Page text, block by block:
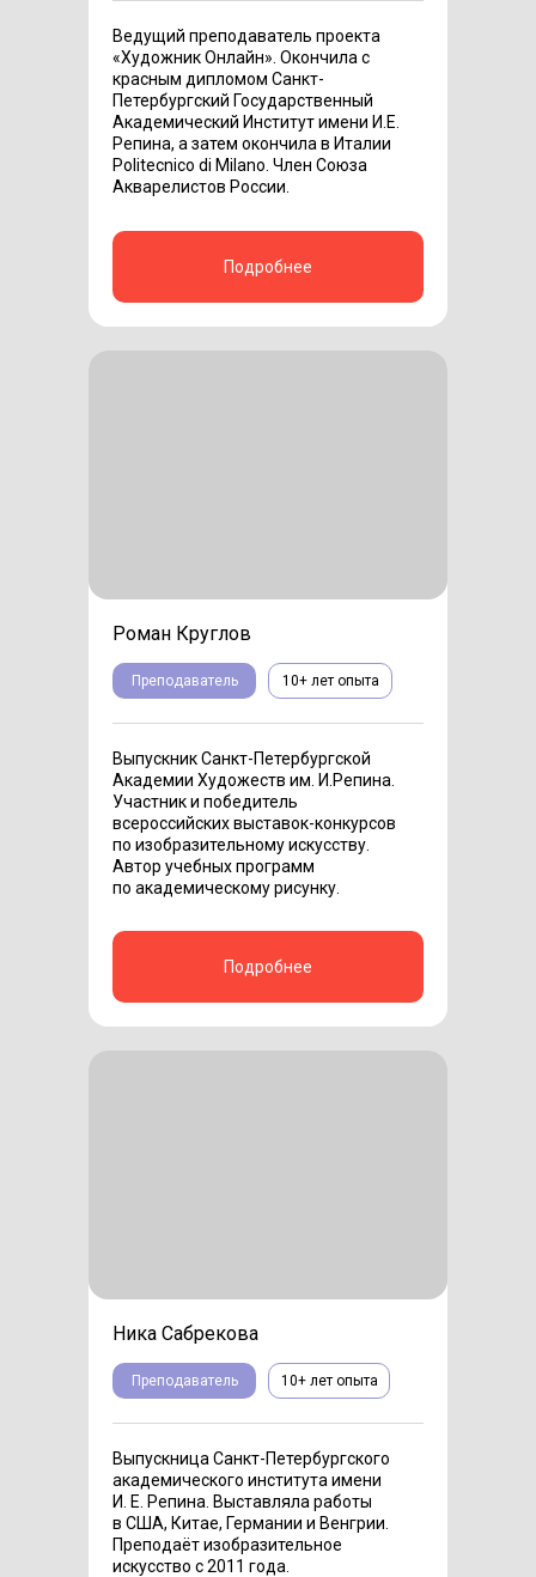
Подробнее
Ведущий преподаватель проекта
«Художник Онлайн». Окончила с
красным дипломом Санкт-
Петербургский Государственный
Академический Институт имени И.Е.
Репина, а затем окончила в Италии
Politecnico di Milano. Член Союза
Акварелистов России.
Преподаватель 10+ лет опыта
Ника Сабрекова
Выпускница Санкт-Петербургского
академического института имени
И. Е. Репина. Выставляла работы
в США, Китае, Германии и Венгрии.
Преподаёт изобразительное
искусство с 2011 года.
Подробнее
Роман Круглов
10+ лет опыта
Преподаватель
Выпускник Санкт-Петербургской
Академии Художеств им. И.Репина.
Участник и победитель
всероссийских выставок-конкурсов
по изобразительному искусству.
Автор учебных программ
по академическому рисунку.